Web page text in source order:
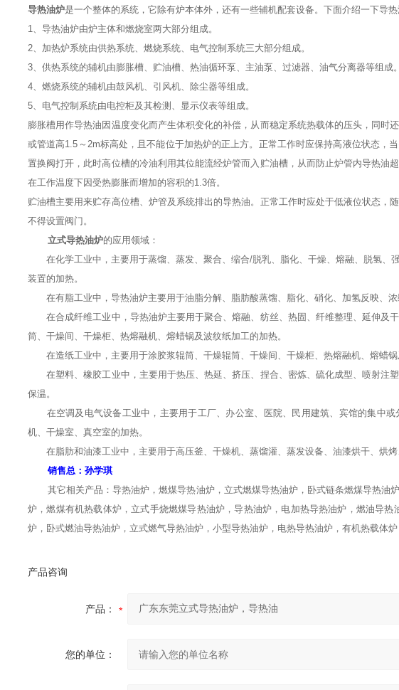
导热油炉是一个整体的系统，它除有炉本体外，还有一些辅机配套设备。下面介绍一下导热
1、导热油炉由炉主体和燃烧室两大部分组成。
2、加热炉系统由供热系统、燃烧系统、电气控制系统三大部分组成。
3、供热系统的辅机由膨胀槽、贮油槽、热油循环泵、主油泵、过滤器、油气分离器等组成。
4、燃烧系统的辅机由鼓风机、引风机、除尘器等组成。
5、电气控制系统由电控柜及其检测、显示仪表等组成。
膨胀槽用作导热油因温度变化而产生体积变化的补偿，从而稳定系统热载体的压头，同时
或管道高1.5～2m标高处，且不能位于加热炉的正上方。正常工作时应保持高液位状态，
置换阀打开，此时高位槽的冷油利用其位能流经炉管而入贮油槽，从而防止炉管内导热油
在工作温度下因受热膨胀而增加的容积的1.3倍。
贮油槽主要用来贮存高位槽、炉管及系统排出的导热油。正常工作时应处于低液位状态，
不得设置阀门。
立式导热油炉的应用领域：
在化学工业中，主要用于蒸馏、蒸发、聚合、缩合/脱乳、脂化、干燥、熔融、脱氢、
装置的加热。
在有脂工业中，导热油炉主要用于油脂分解、脂肪酸蒸馏、脂化、硝化、加氢反映、浓
在合成纤维工业中，导热油炉主要用于聚合、熔融、纺丝、热固、纤维整理、延伸及
筒、干燥间、干燥柜、热熔融机、熔蜡锅及波纹纸加工的加热。
在造纸工业中，主要用于涂胶浆辊筒、干燥辊筒、干燥间、干燥柜、热熔融机、熔蜡锅
在塑料、橡胶工业中，主要用于热压、热延、挤压、捏合、密炼、硫化成型、喷射注
保温。
在空调及电气设备工业中，主要用于工厂、办公室、医院、民用建筑、宾馆的集中或
机、干燥室、真空室的加热。
在脂肪和油漆工业中，主要用于高压釜、干燥机、蒸馏灌、蒸发设备、油漆烘干、烘烤
销售总：孙学琪
其它相关产品：导热油炉，燃煤导热油炉，立式燃煤导热油炉，卧式链条燃煤导热油
炉，燃煤有机热载体炉，立式手烧燃煤导热油炉，导热油炉，电加热导热油炉，燃油导
炉，卧式燃油导热油炉，立式燃气导热油炉，小型导热油炉，电热导热油炉，有机热载体炉
产品咨询
产品：
您的单位：